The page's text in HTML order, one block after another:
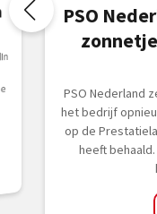
PSO
PSO Nederland
het bedrijf
op de
heeft